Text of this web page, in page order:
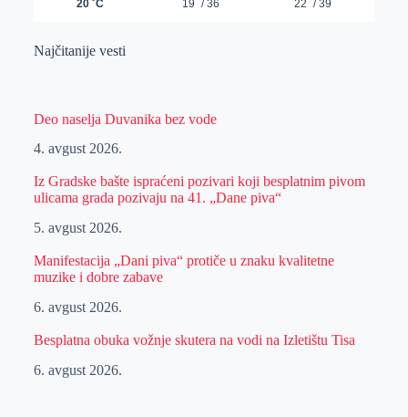
Najčitanije vesti
Deo naselja Duvanika bez vode
4. avgust 2026.
Iz Gradske bašte ispraćeni pozivari koji besplatnim pivom
ulicama grada pozivaju na 41. „Dane piva“
5. avgust 2026.
Manifestacija „Dani piva“ protiče u znaku kvalitetne
muzike i dobre zabave
6. avgust 2026.
Besplatna obuka vožnje skutera na vodi na Izletištu Tisa
6. avgust 2026.